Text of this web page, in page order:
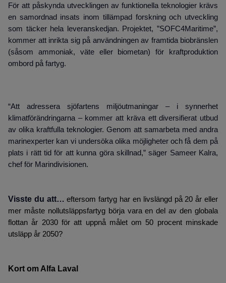
För att påskynda utvecklingen av funktionella teknologier krävs
en samordnad insats inom tillämpad forskning och utveckling
som täcker hela leveranskedjan. Projektet, ”SOFC4Maritime”,
kommer att inrikta sig på användningen av framtida biobränslen
(såsom ammoniak, väte eller biometan) för kraftproduktion
ombord på fartyg.
“Att adressera sjöfartens miljöutmaningar – i synnerhet
klimatförändringarna – kommer att kräva ett diversifierat utbud
av olika kraftfulla teknologier. Genom att samarbeta med andra
marinexperter kan vi undersöka olika möjligheter och få dem på
plats i rätt tid för att kunna göra skillnad,” säger Sameer Kalra,
chef för Marindivisionen.
Visste du att… eftersom fartyg har en livslängd på 20 år eller
mer måste nollutsläppsfartyg börja vara en del av den globala
flottan år 2030 för att uppnå målet om 50 procent minskade
utsläpp år 2050?
Kort om Alfa Laval